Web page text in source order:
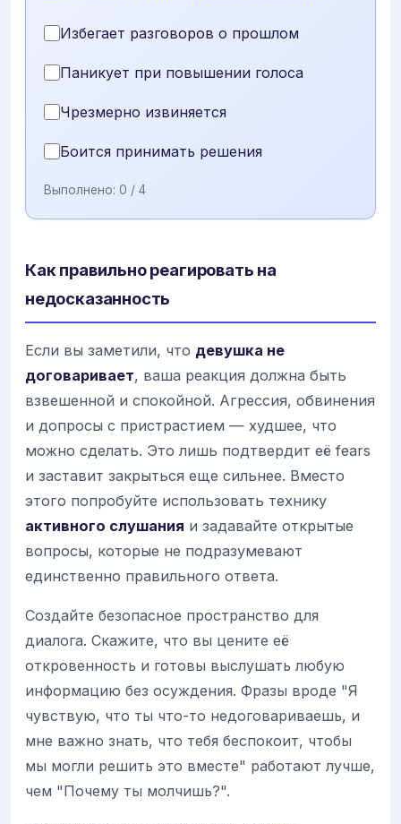
Избегает разговоров о прошлом
Паникует при повышении голоса
Чрезмерно извиняется
Боится принимать решения
Выполнено: 0 / 4
Как правильно реагировать на
недосказанность
Если вы заметили, что девушка не
договаривает, ваша реакция должна быть
взвешенной и спокойной. Агрессия, обвинения
и допросы с пристрастием — худшее, что
можно сделать. Это лишь подтвердит её fears
и заставит закрыться еще сильнее. Вместо
этого попробуйте использовать технику
активного слушания и задавайте открытые
вопросы, которые не подразумевают
единственно правильного ответа.
Создайте безопасное пространство для
диалога. Скажите, что вы цените её
откровенность и готовы выслушать любую
информацию без осуждения. Фразы вроде "Я
чувствую, что ты что-то недоговариваешь, и
мне важно знать, что тебя беспокоит, чтобы
мы могли решить это вместе" работают лучше,
чем "Почему ты молчишь?".